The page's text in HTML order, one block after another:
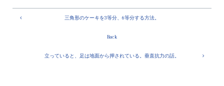
三角形のケーキを3等分、6等分する方法。
Back
立っていると、足は地面から押されている。垂直抗力の話。